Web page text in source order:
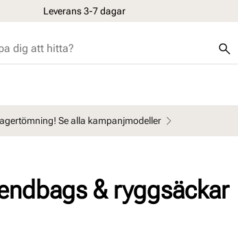
Leverans 3-7 dagar
Se alla kampanjmodeller
& ryggsäckar